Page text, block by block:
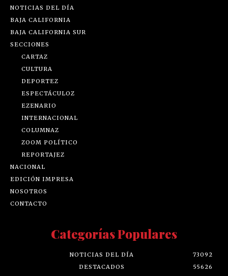
NOTICIAS DEL DÍA
BAJA CALIFORNIA
BAJA CALIFORNIA SUR
SECCIONES
CARTAZ
CULTURA
DEPORTEZ
ESPECTÁCULOZ
EZENARIO
INTERNACIONAL
COLUMNAZ
ZOOM POLÍTICO
REPORTAJEZ
NACIONAL
EDICIÓN IMPRESA
NOSOTROS
CONTACTO
Categorías Populares
NOTICIAS DEL DÍA
73092
DESTACADOS
55626